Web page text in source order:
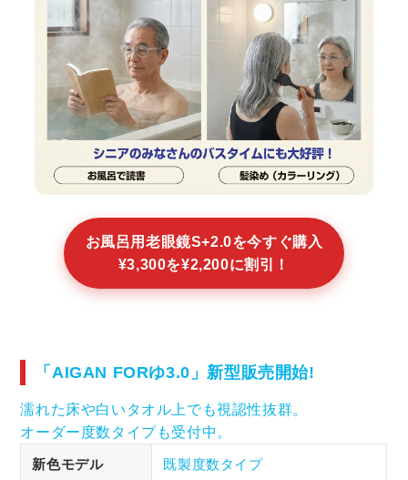
お風呂用老眼鏡S+2.0を今すぐ購入
¥3,300を¥2,200に割引！
「AIGAN FORゆ3.0」新型販売開始!
濡れた床や白いタオル上でも視認性抜群。
オーダー度数タイプも受付中。
新色モデル 既製度数タイプ